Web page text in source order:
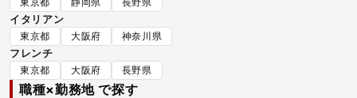
イタリアン
東京都 大阪府 神奈川県
フレンチ
東京都 大阪府 長野県
職種×勤務地 で探す